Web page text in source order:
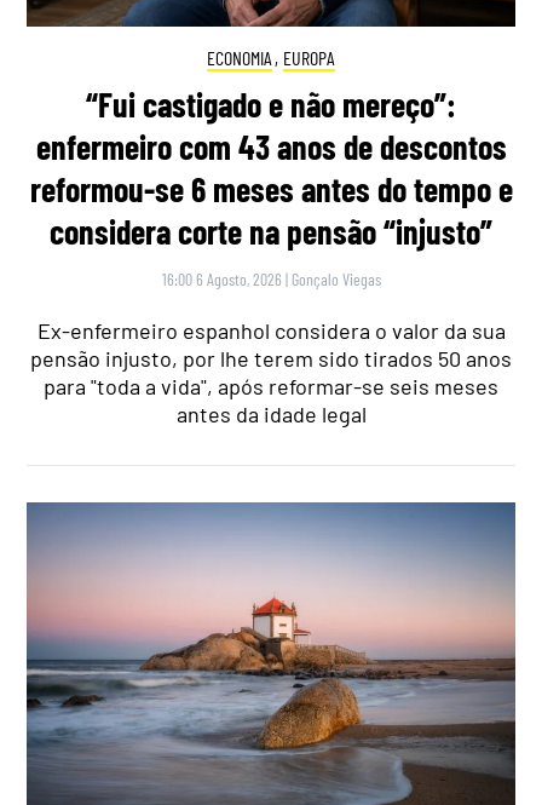
ECONOMIA , EUROPA
“Fui castigado e não mereço”:
enfermeiro com 43 anos de descontos
reformou-se 6 meses antes do tempo e
considera corte na pensão “injusto”
16:00 6 Agosto, 2026 | Gonçalo Viegas
Ex-enfermeiro espanhol considera o valor da sua
pensão injusto, por lhe terem sido tirados 50 anos
para "toda a vida", após reformar-se seis meses
antes da idade legal